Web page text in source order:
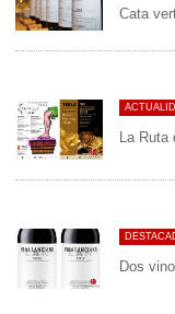
Cata
La
Dos